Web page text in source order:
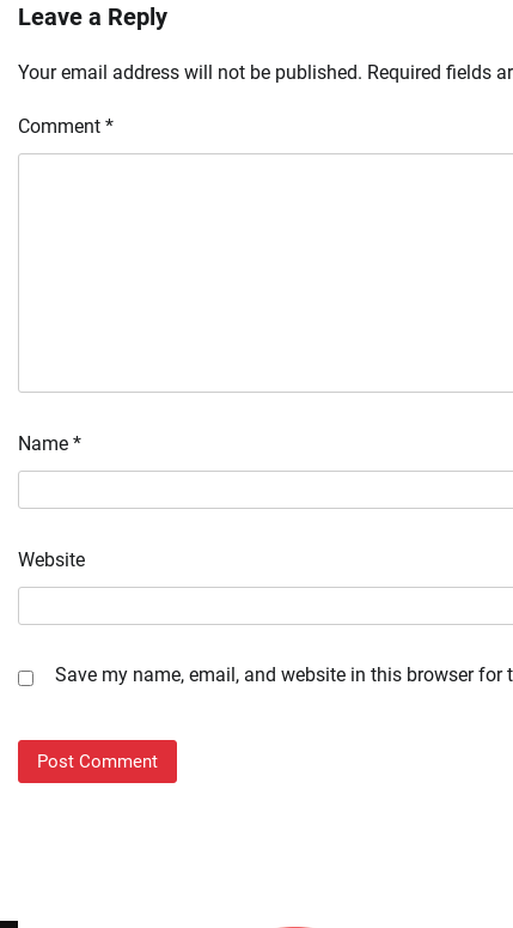
Leave a Reply
Your email address will not be published. Required fields
Comment *
Name *
Website
Save my name, email, and website in this browser for